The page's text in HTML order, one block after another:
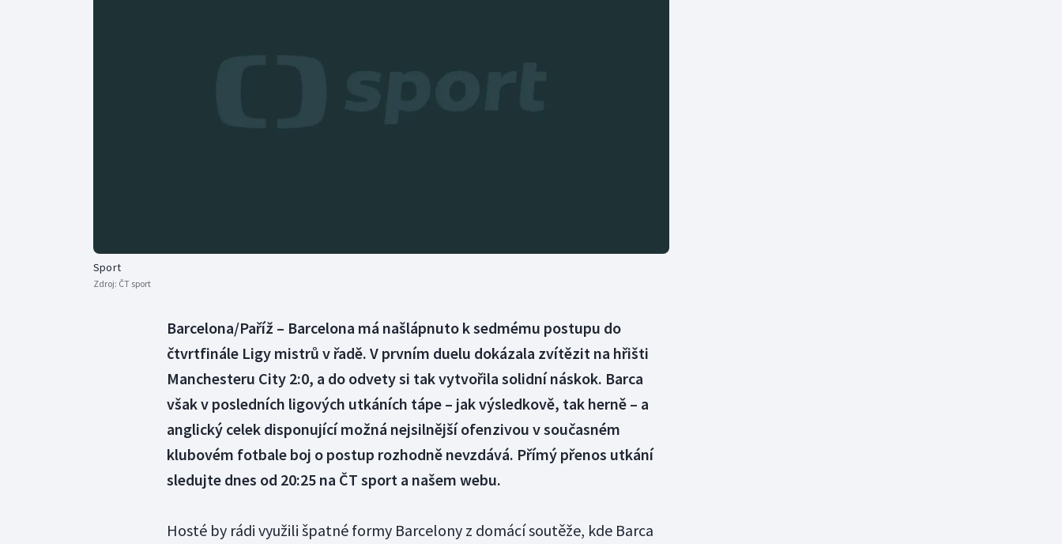
Sport
Zdroj: ČT sport
Barcelona/Paříž – Barcelona má našlápnuto k sedmému postupu do
čtvrtfinále Ligy mistrů v řadě. V prvním duelu dokázala zvítězit na hřišti
Manchesteru City 2:0, a do odvety si tak vytvořila solidní náskok. Barca
však v posledních ligových utkáních tápe – jak výsledkově, tak herně – a
anglický celek disponující možná nejsilnější ofenzivou v současném
klubovém fotbale boj o postup rozhodně nevzdává. Přímý přenos utkání
sledujte dnes od 20:25 na ČT sport a našem webu.
Hosté by rádi využili špatné formy Barcelony z domácí soutěže, kde Barca